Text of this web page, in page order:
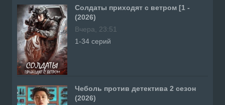
Солдаты приходят с ветром [1 -
(2026)
Вчера, 23:51
1-34 серий
Чеболь против детектива 2 сезон
(2026)